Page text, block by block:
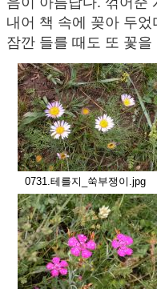
내어 책 속에 꽂아 두
잠깐 들를 때도 또 꽃을
0731.테를지_쑥부쟁이.jpg